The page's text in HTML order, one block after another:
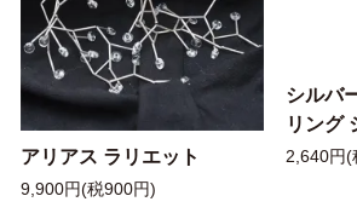
アリアス ラリエット
9,900円(税900円)
シルバ
リング
2,640円(